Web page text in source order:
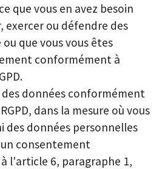
que vous en avez besoin
exercer ou défendre des
que vous vous êtes
conformément à
données conformément
dans la mesure où vous
des données personnelles
consentement
l'article 6, paragraphe 1,